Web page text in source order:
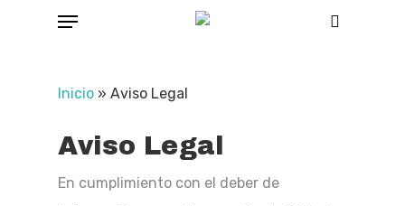
Menu
Inicio » Aviso Legal
Aviso Legal
En cumplimiento con el deber de